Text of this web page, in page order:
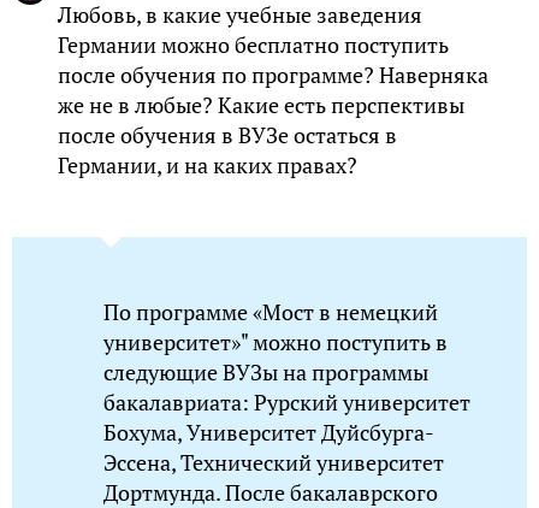
Любовь, в какие учебные заведения
Германии можно бесплатно поступить
после обучения по программе? Наверняка
же не в любые? Какие есть перспективы
после обучения в ВУЗе остаться в
Германии, и на каких правах?
По программе «Мост в немецкий
университет»" можно поступить в
следующие ВУЗы на программы
бакалавриата: Рурский университет
Бохума, Университет Дуйсбурга-
Эссена, Технический университет
Дортмунда. После бакалаврского